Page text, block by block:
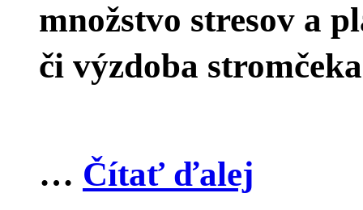
množstvo stresov a
či výzdoba
… Čítať ďalej